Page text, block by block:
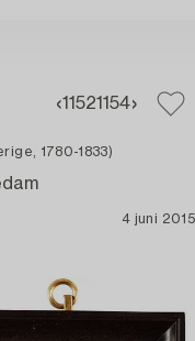
11521154
1780-1833)
4 juni 2015